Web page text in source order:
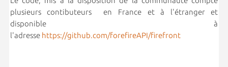
plusieurs contibuteurs en France et à l'étranger et
disponible à
l'adresse https://github.com/forefireAPI/firefront